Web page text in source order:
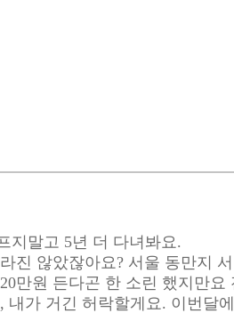
지말고 5년 더 다녀봐요.
진 않았잖아요? 서울 동만지
만원 든다곤 한 소린 했지만요
내가 거긴 허락할게요. 이번달